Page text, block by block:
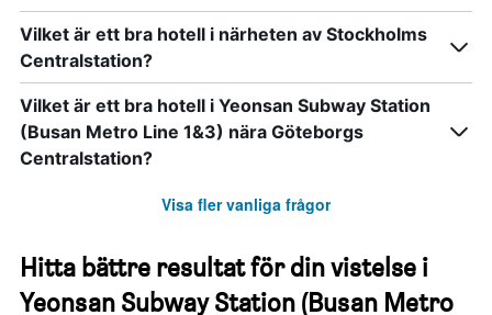
Vilket är ett bra hotell i närheten av Stockholms
Centralstation?
Vilket är ett bra hotell i Yeonsan Subway Station
(Busan Metro Line 1&3) nära Göteborgs
Centralstation?
Visa fler vanliga frågor
Hitta bättre resultat för din vistelse i
Yeonsan Subway Station (Busan Metro